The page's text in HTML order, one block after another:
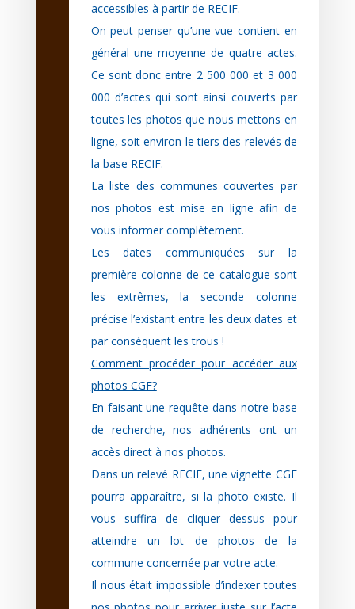
accessibles à partir de RECIF.
On peut penser qu’une vue contient en
général une moyenne de quatre actes.
Ce sont donc entre 2 500 000 et 3 000
000 d’actes qui sont ainsi couverts par
toutes les photos que nous mettons en
ligne, soit environ le tiers des relevés de
la base RECIF.
La liste des communes couvertes par
nos photos est mise en ligne afin de
vous informer complètement.
Les dates communiquées sur la
première colonne de ce catalogue sont
les extrêmes, la seconde colonne
précise l’existant entre les deux dates et
par conséquent les trous !
Comment procéder pour accéder aux
photos CGF?
En faisant une requête dans notre base
de recherche, nos adhérents ont un
accès direct à nos photos.
Dans un relevé RECIF, une vignette CGF
pourra apparaître, si la photo existe. Il
vous suffira de cliquer dessus pour
atteindre un lot de photos de la
commune concernée par votre acte.
Il nous était impossible d’indexer toutes